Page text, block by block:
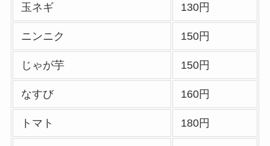
デニーズのテイクア
ウト(お持ち帰り)全
メニュー一覧！おす
すめ料理も紹介
ガストの宅配メニュ
ー一覧！出前デリバ
リーの注文方法も解
玉ネギ 130円
ニンニク 150円
じゃが芋 150円
なすび 160円
トマト 180円